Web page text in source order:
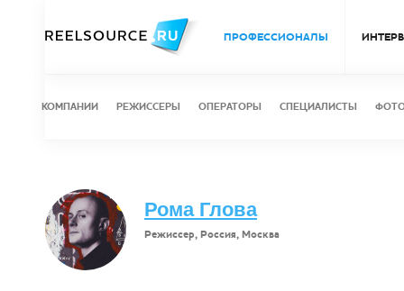
ПРОФЕССИОНАЛЫ
КОМПАНИИ РЕЖИССЕРЫ ОПЕРАТОРЫ СПЕЦИАЛИСТЫ
Рома Глова
Режиссер, Россия, Москва